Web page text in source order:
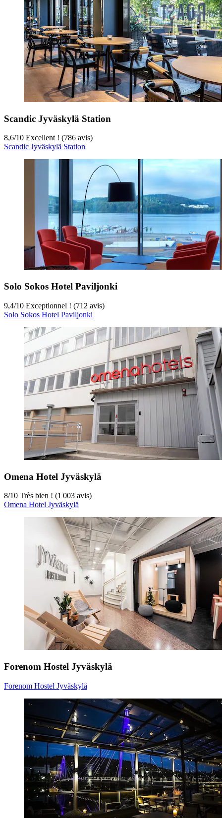
Scandic Jyväskylä Station
8,6/10 Excellent ! (786 avis)
Scandic Jyväskylä Station
Solo Sokos Hotel Paviljonki
9,4/10 Exceptionnel ! (712 avis)
Solo Sokos Hotel Paviljonki
Omena Hotel Jyväskylä
8/10 Très bien ! (1 003 avis)
Omena Hotel Jyväskylä
Forenom Hostel Jyväskylä
Forenom Hostel Jyväskylä